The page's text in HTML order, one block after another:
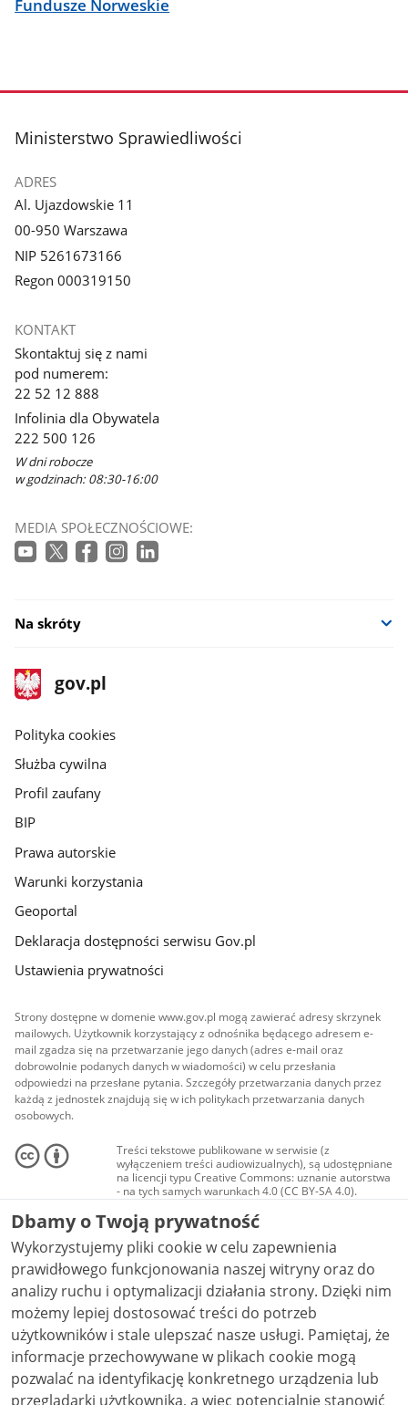
Fundusze Norweskie
stopka
Ministerstwo Sprawiedliwości
ADRES
Al. Ujazdowskie 11
00-950 Warszawa
NIP 5261673166
Regon 000319150
KONTAKT
Skontaktuj się z nami
pod numerem:
22 52 12 888
Infolinia dla Obywatela
222 500 126
W dni robocze
w godzinach: 08:30-16:00
MEDIA SPOŁECZNOŚCIOWE:
Na skróty
stopka
gov.pl
Strona
gov.pl
gov.pl
Polityka cookies
Służba cywilna
Profil zaufany
BIP
Prawa autorskie
Warunki korzystania
Geoportal
Deklaracja dostępności serwisu Gov.pl
Ustawienia prywatności
Strony dostępne w domenie www.gov.pl mogą zawierać adresy skrzynek
mailowych. Użytkownik korzystający z odnośnika będącego adresem e-
mail zgadza się na przetwarzanie jego danych (adres e-mail oraz
dobrowolnie podanych danych w wiadomości) w celu przesłania
odpowiedzi na przesłane pytania. Szczegóły przetwarzania danych przez
każdą z jednostek znajdują się w ich politykach przetwarzania danych
osobowych.
Treści tekstowe publikowane w serwisie (z
wyłączeniem treści audiowizualnych), są udostępniane
na licencji typu Creative Commons: uznanie autorstwa
- na tych samych warunkach 4.0 (CC BY-SA 4.0).
Materiały audiowizualne, w tym zdjęcia, materiały
audio i wideo, są udostępniane na licencji typu
Creative Commons: uznanie autorstwa użycie
niekomercyjne - bez utworów zależnych 4.0 (CC BY-
NC-ND 4.0), o ile nie jest to stwierdzone inaczej.
Dbamy o Twoją prywatność
Wykorzystujemy pliki cookie w celu zapewnienia
prawidłowego funkcjonowania naszej witryny oraz do
analizy ruchu i optymalizacji działania strony. Dzięki nim
możemy lepiej dostosować treści do potrzeb
użytkowników i stale ulepszać nasze usługi. Pamiętaj, że
informacje przechowywane w plikach cookie mogą
pozwalać na identyfikację konkretnego urządzenia lub
przeglądarki użytkownika, a więc potencjalnie stanowić